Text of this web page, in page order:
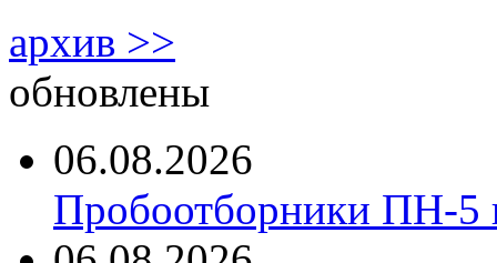
архив >>
обновлены
06.08.2026
Пробоотборники ПН-